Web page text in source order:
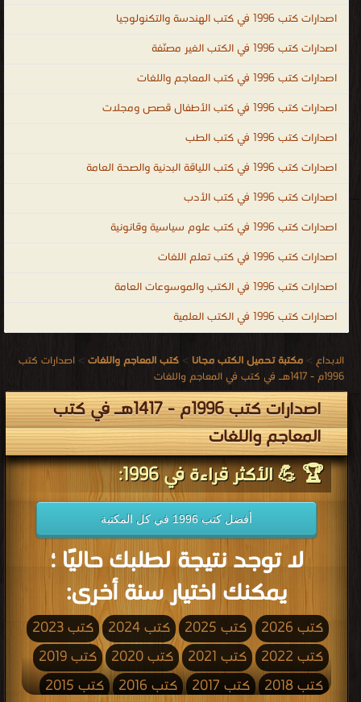
واللغات
اصدارات كتب 1996 في كتب الهندسة والتكنولوجيا
اصدارات كتب 1996 في الكتب الغير مصنّفة
اصدارات كتب 1996 في كتب المعاجم واللغات
اصدارات كتب 1996 في كتب الأطفال قصص ومجلات
اصدارات كتب 1996 في كتب الطب
اصدارات كتب 1996 في كتب اللياقة البدنية والصحة العامة
اصدارات كتب 1996 في كتب الأدب
اصدارات كتب 1996 في كتب علوم سياسية وقانونية
اصدارات كتب 1996 في كتب تعلم اللغات
اصدارات كتب 1996 في الكتب والموسوعات العامة
اصدارات كتب 1996 في الكتب العلمية
الابداع > مكتبة تحميل الكتب مجانا > كتب المعاجم واللغات > اصدارات كتب
1996م - 1417هـ في كتب في المعاجم واللغات
اصدارات كتب 1996م - 1417هـ في كتب
المعاجم واللغات
🏆 💪 الأكثر قراءة في 1996:
أفضل كتب 1996 في كل المكتبة
لا توجد نتيجة لطلبك حاليًا ؛
يمكنك اختيار سنة أخرى:
كتب 2026 كتب 2025 كتب 2024
كتب 2023
كتب 2022
كتب 2021 كتب 2020
كتب 2019
كتب 2018
كتب 2017 كتب 2016
كتب 2015